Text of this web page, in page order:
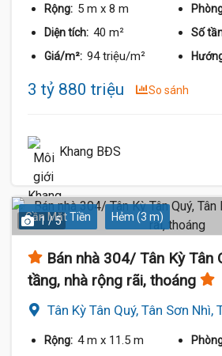
Rộng: 5 m x 8 m
Diện tích: 40 m² Số
Giá/m²: 94 triệu/m²
3 tỷ 880 triệu So sánh
Khang BĐS
Gần Mặt Tiền Hẻm (3 m)
1 / 5
Bán nhà 304/ Tân Kỳ Tân
tầng, nhà rộng rãi, thoáng
Tân Kỳ Tân Quý, Tân Sơn Nhì,
Rộng: 4 m x 11.5 m